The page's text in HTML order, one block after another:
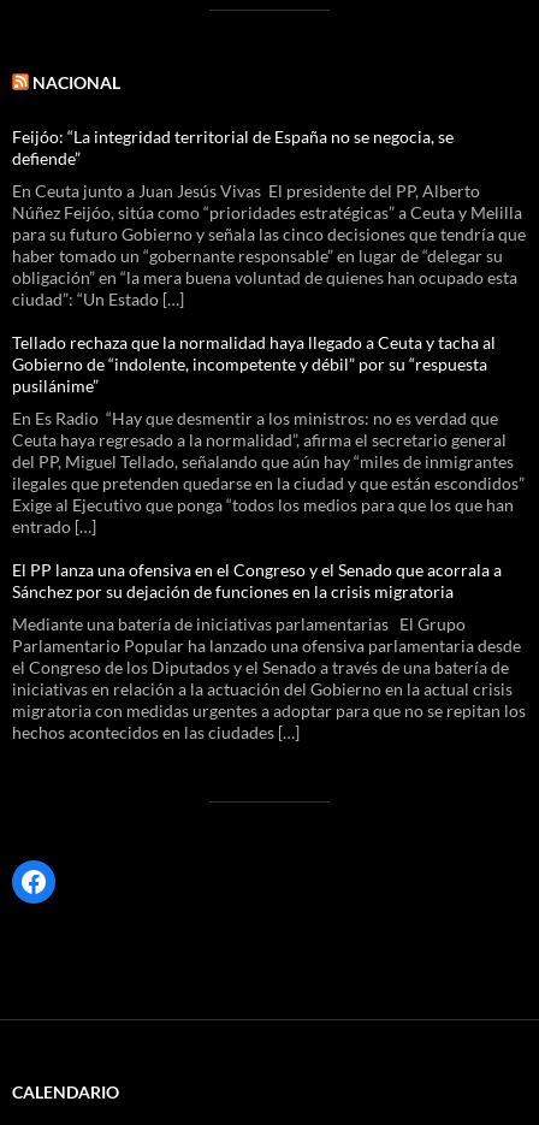
NACIONAL
Feijóo: “La integridad territorial de España no se negocia, se
defiende”
En Ceuta junto a Juan Jesús Vivas El presidente del PP, Alberto
Núñez Feijóo, sitúa como “prioridades estratégicas” a Ceuta y Melilla
para su futuro Gobierno y señala las cinco decisiones que tendría que
haber tomado un “gobernante responsable” en lugar de “delegar su
obligación” en “la mera buena voluntad de quienes han ocupado esta
ciudad”: “Un Estado […]
Tellado rechaza que la normalidad haya llegado a Ceuta y tacha al
Gobierno de “indolente, incompetente y débil” por su “respuesta
pusilánime”
En Es Radio “Hay que desmentir a los ministros: no es verdad que
Ceuta haya regresado a la normalidad”, afirma el secretario general
del PP, Miguel Tellado, señalando que aún hay “miles de inmigrantes
ilegales que pretenden quedarse en la ciudad y que están escondidos”
Exige al Ejecutivo que ponga “todos los medios para que los que han
entrado […]
El PP lanza una ofensiva en el Congreso y el Senado que acorrala a
Sánchez por su dejación de funciones en la crisis migratoria
Mediante una batería de iniciativas parlamentarias El Grupo
Parlamentario Popular ha lanzado una ofensiva parlamentaria desde
el Congreso de los Diputados y el Senado a través de una batería de
iniciativas en relación a la actuación del Gobierno en la actual crisis
migratoria con medidas urgentes a adoptar para que no se repitan los
hechos acontecidos en las ciudades […]
Facebook
CALENDARIO